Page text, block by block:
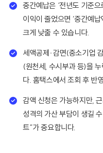
중간예납은 ‘전년도 기준
이익이 줄었으면 ‘중간예
크게 낮출 수 있습니다.
세액공제·감면(중소기업
(원천세, 수시부과 등)을
다. 홈택스에서 조회 후 반
감액 신청은 가능하지만,
성격의 가산 부담이 생길
트”가 중요합니다.